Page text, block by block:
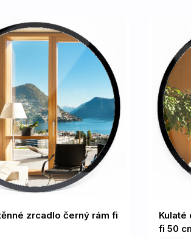
zrcadlo černý rám fi
fi 50